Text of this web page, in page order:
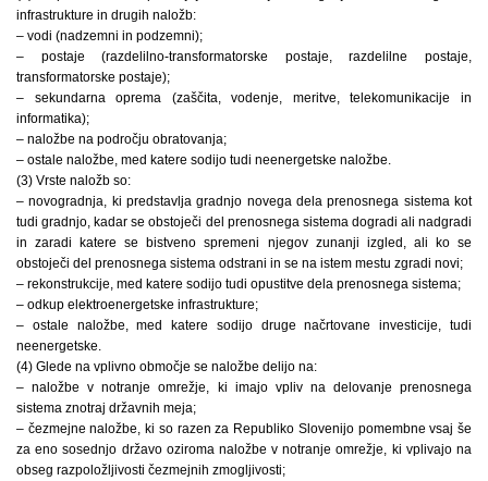
infrastrukture in drugih naložb:
– vodi (nadzemni in podzemni);
– postaje (razdelilno-transformatorske postaje, razdelilne postaje,
transformatorske postaje);
– sekundarna oprema (zaščita, vodenje, meritve, telekomunikacije in
informatika);
– naložbe na področju obratovanja;
– ostale naložbe, med katere sodijo tudi neenergetske naložbe.
(3) Vrste naložb so:
– novogradnja, ki predstavlja gradnjo novega dela prenosnega sistema kot
tudi gradnjo, kadar se obstoječi del prenosnega sistema dogradi ali nadgradi
in zaradi katere se bistveno spremeni njegov zunanji izgled, ali ko se
obstoječi del prenosnega sistema odstrani in se na istem mestu zgradi novi;
– rekonstrukcije, med katere sodijo tudi opustitve dela prenosnega sistema;
– odkup elektroenergetske infrastrukture;
– ostale naložbe, med katere sodijo druge načrtovane investicije, tudi
neenergetske.
(4) Glede na vplivno območje se naložbe delijo na:
– naložbe v notranje omrežje, ki imajo vpliv na delovanje prenosnega
sistema znotraj državnih meja;
– čezmejne naložbe, ki so razen za Republiko Slovenijo pomembne vsaj še
za eno sosednjo državo oziroma naložbe v notranje omrežje, ki vplivajo na
obseg razpoložljivosti čezmejnih zmogljivosti;